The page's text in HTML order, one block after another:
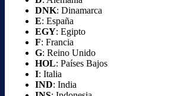
DNK: Dinamarca
E: España
EGY: Egipto
F: Francia
G: Reino Unido
HOL: Países Bajos
I: Italia
IND: India